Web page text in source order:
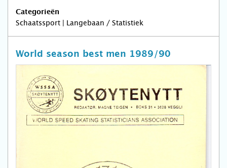
Categorieën
Schaatssport | Langebaan / Statistiek
World season best men 1989/90